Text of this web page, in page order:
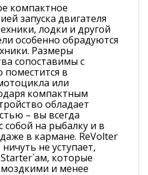
компактное
запуска двигателя
лодки и другой
особенно обрадуются
Размеры
сопоставимы с
поместится в
или
компактным
обладает
– вы всегда
собой на рыбалку и в
в кармане. ReVolter
не уступает,
которые
и менее